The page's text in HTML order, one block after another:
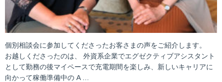
個別相談会に参加してくださったお客さまの声をご紹介します。
お越しくださったのは、 外資系企業でエグゼクティブアシスタント
として勤務の後マイペースで充電期間を楽しみ、新しいキャリアに
向かって稼働準備中の A …